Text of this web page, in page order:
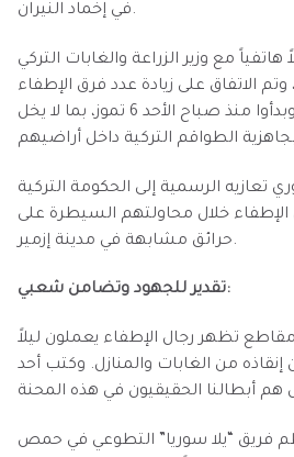
في إخماد النيران.
مع وزير الزراعة والغابات التركي
وتم الاتفاق على زيادة عدد فرق الإطفاء
والطائرات التركية وبدأوا منذ صباح الأحد 6 تموز، بما لا يخل
تعازيه الرسمية إلى الحكومة التركية
خلال محاولتهم السيطرة على
حرائق مشابهة في مدينة إزمير.
تقدير للجهود وتضامن شعبي:
تظهر رجال الإطفاء يعملون ليلاً
إنقاذه من الغابات والمنازل. وكتب أحد
فريق “يلا سوريا” التطوعي في حمص